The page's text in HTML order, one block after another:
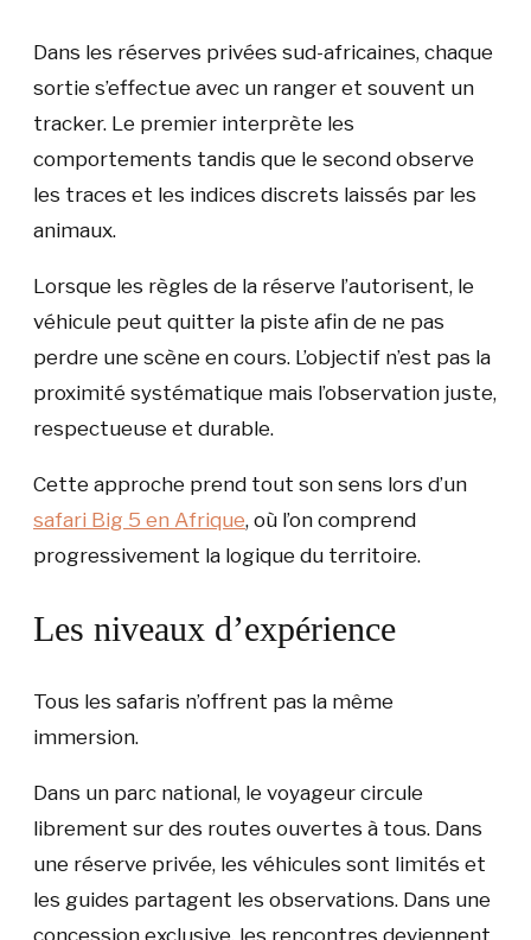
Dans les réserves privées sud-africaines, chaque
sortie s’effectue avec un ranger et souvent un
tracker. Le premier interprète les
comportements tandis que le second observe
les traces et les indices discrets laissés par les
animaux.
Lorsque les règles de la réserve l’autorisent, le
véhicule peut quitter la piste afin de ne pas
perdre une scène en cours. L’objectif n’est pas la
proximité systématique mais l’observation juste,
respectueuse et durable.
Cette approche prend tout son sens lors d’un
safari Big 5 en Afrique, où l’on comprend
progressivement la logique du territoire.
Les niveaux d’expérience
Tous les safaris n’offrent pas la même
immersion.
Dans un parc national, le voyageur circule
librement sur des routes ouvertes à tous. Dans
une réserve privée, les véhicules sont limités et
les guides partagent les observations. Dans une
concession exclusive, les rencontres deviennent